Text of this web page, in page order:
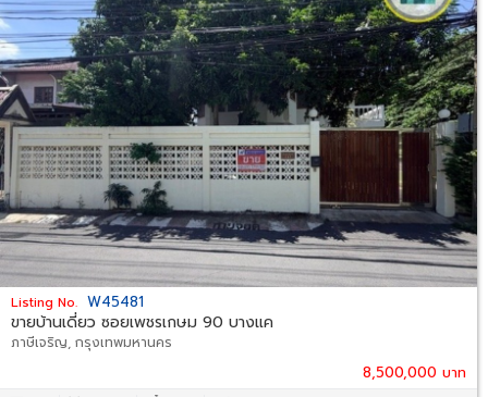
Listing No. W45481
ขายบ้านเดี่ยว ซอยเพชรเกษม 90 บางแค
ภาษีเจริญ, กรุงเทพมหานคร
8,500,000 บาท